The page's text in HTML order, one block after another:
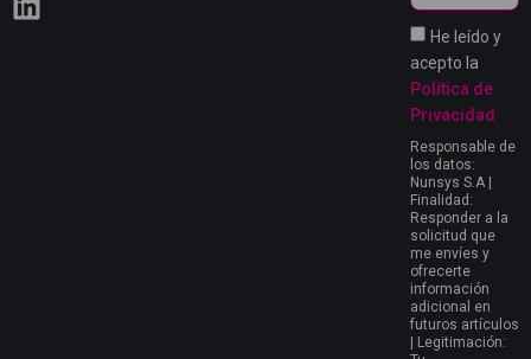
He leído y
acepto la
Política de
Privacidad
Responsable de
los datos:
Nunsys S.A |
Finalidad:
Responder a la
solicitud que
me envíes y
ofrecerte
información
adicional en
futuros artículos
| Legitimación: